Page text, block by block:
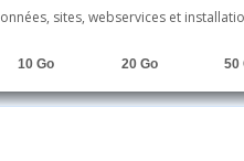
sites, webservices et
10 Go 20 Go 50